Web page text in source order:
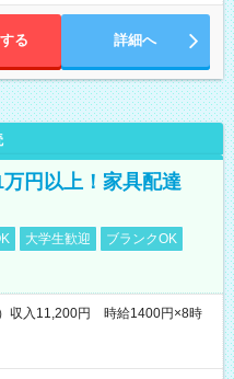
る 詳細へ
円以上！家具配達
大学生歓迎
ブランクOK
収入11,200円 時給1400円×8時